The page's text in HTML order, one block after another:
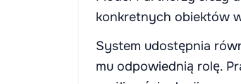
konkretnych obiektów
System udostępnia
mu odpowiednią rolę.